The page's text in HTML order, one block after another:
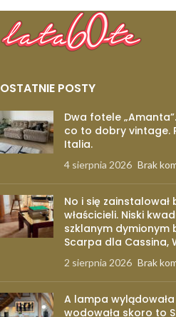
OSTATNIE POSTY
Dwa fotele
co to dobry vintage.
Italia.
4 sierpnia 2026 Brak
No i się zainstalował
właścicieli. Niski
szklanym dymionym
Scarpa dla Cassina,
2 sierpnia 2026 Brak
A lampa
wodowała skoro to